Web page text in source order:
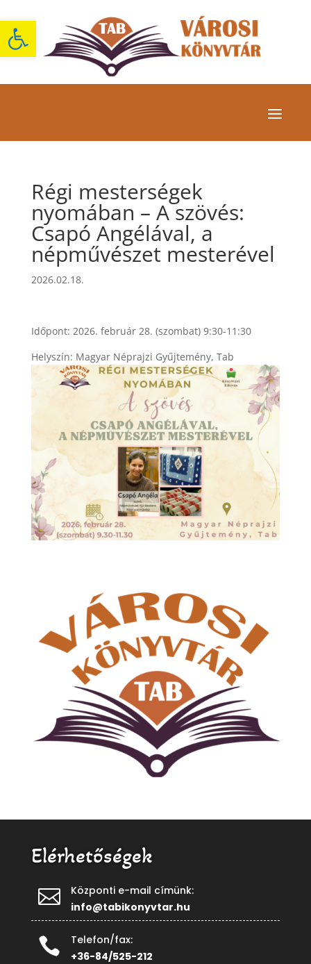
Eszköztár megnyitása
Régi mesterségek
nyomában – A szövés:
Csapó Angélával, a
népművészet mesterével
2026.02.18.
Időpont: 2026. február 28. (szombat) 9:30-11:30
Helyszín: Magyar Néprajzi Gyűjtemény, Tab
Elérhetőségek

Központi e-mail címünk:
info@tabikonyvtar.hu

Telefon/fax:
+36-84/525-212